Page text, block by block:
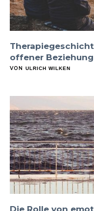
offener Beziehung
VON ULRICH WILKEN
Die Rolle von